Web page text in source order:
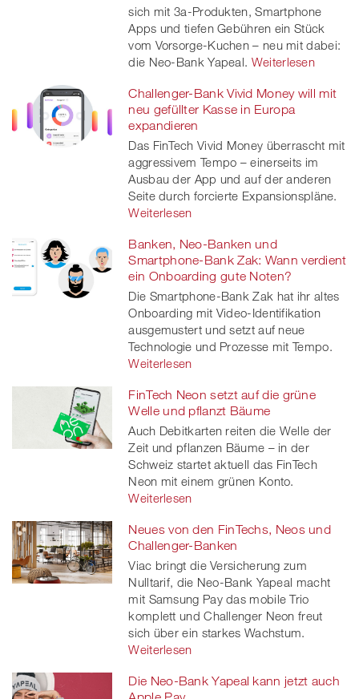
sich mit 3a-Produkten, Smartphone
Apps und tiefen Gebühren ein Stück
vom Vorsorge-Kuchen – neu mit dabei:
die Neo-Bank Yapeal. Weiterlesen
Challenger-Bank Vivid Money will mit
neu gefüllter Kasse in Europa
expandieren
Das FinTech Vivid Money überrascht mit
aggressivem Tempo – einerseits im
Ausbau der App und auf der anderen
Seite durch forcierte Expansionspläne.
Weiterlesen
Banken, Neo-Banken und
Smartphone-Bank Zak: Wann verdient
ein Onboarding gute Noten?
Die Smartphone-Bank Zak hat ihr altes
Onboarding mit Video-Identifikation
ausgemustert und setzt auf neue
Technologie und Prozesse mit Tempo.
Weiterlesen
FinTech Neon setzt auf die grüne
Welle und pflanzt Bäume
Auch Debitkarten reiten die Welle der
Zeit und pflanzen Bäume – in der
Schweiz startet aktuell das FinTech
Neon mit einem grünen Konto.
Weiterlesen
Neues von den FinTechs, Neos und
Challenger-Banken
Viac bringt die Versicherung zum
Nulltarif, die Neo-Bank Yapeal macht
mit Samsung Pay das mobile Trio
komplett und Challenger Neon freut
sich über ein starkes Wachstum.
Weiterlesen
Die Neo-Bank Yapeal kann jetzt auch